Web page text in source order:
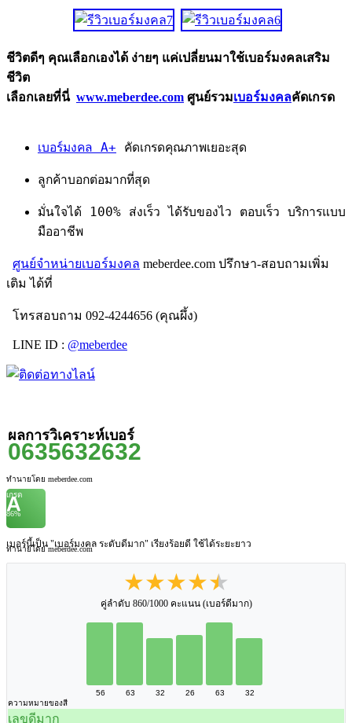
ชีวิตดีๆ คุณเลือกเองได้ ง่ายๆ แค่เปลี่ยนมาใช้เบอร์มงคลเสริม
ชีวิต
เลือกเลยที่นี่ www.meberdee.com ศูนย์รวมเบอร์มงคลคัดเกรด
เบอร์มงคล A+ คัดเกรดคุณภาพเยอะสุด
ลูกค้าบอกต่อมากที่สุด
มั่นใจได้ 100% ส่งเร็ว ได้รับของไว ตอบเร็ว บริการแบบ
มืออาชีพ
ศูนย์จำหน่ายเบอร์มงคล meberdee.com ปรึกษา-สอบถามเพิ่ม
เติม ได้ที่
โทรสอบถาม 092-4244656 (คุณผึ้ง)
LINE ID : @meberdee
ผลการวิเคราะห์เบอร์
0635632632
ทำนายโดย meberdee.com
เกรด
A
86%
เบอร์นี้เป็น "เบอร์มงคล ระดับดีมาก" เรียงร้อยดี ใช้ได้ระยะยาว
ทำนายโดย meberdee.com
★★★★★
คู่ลำดับ 860/1000 คะแนน (เบอร์ดีมาก)
56 63 32 26 63
32
ความหมายของสี
เลขดีมาก